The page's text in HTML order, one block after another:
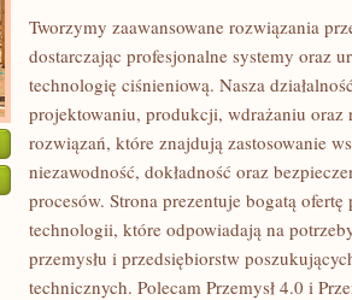
Tworzymy zaawansowane rozwiązania
dostarczając profesjonalne systemy oraz
technologię ciśnieniową. Nasza
projektowaniu, produkcji, wdrażaniu oraz
rozwiązań, które znajdują zastosowanie
niezawodność, dokładność oraz
procesów. Strona prezentuje bogatą ofertę
technologii, które odpowiadają na
przemysłu i przedsiębiorstw
technicznych. Polecam Przemysł 4.0 i